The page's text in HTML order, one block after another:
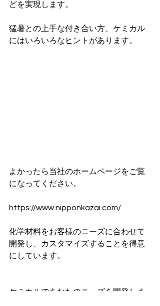
どを実現します。
猛暑との上手な付き合い方、ケミカル
にはいろいろなヒントがあります。
よかったら当社のホームページをご覧
になってください。
https://www.nipponkazai.com/
化学材料をお客様のニーズに合わせて
開発し、カスタマイズすることを得意
にしています。
ケミカルであなたのニーズを開発しま